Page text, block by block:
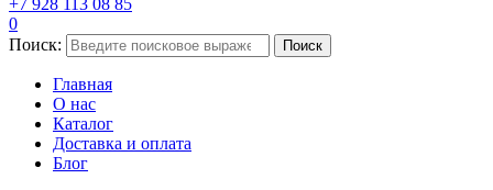
+7 928 113 08 85
0
Поиск:
Поиск
Главная
О нас
Каталог
Доставка и оплата
Блог